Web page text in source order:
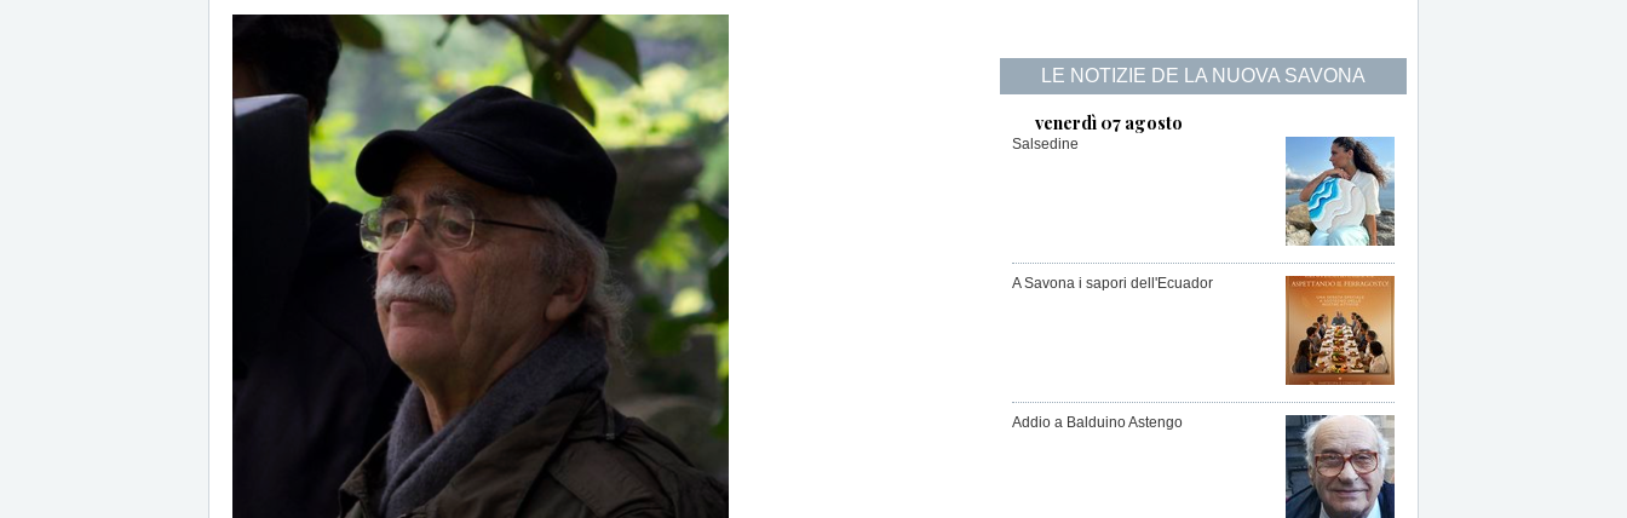
LE NOTIZIE DE LA NUOVA SAVONA
venerdì 07 agosto
Salsedine
A Savona i sapori dell'Ecuador
Addio a Balduino Astengo